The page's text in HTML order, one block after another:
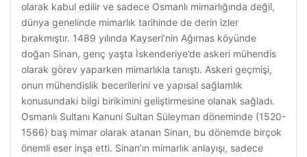
olarak kabul edilir ve sadece Osmanlı mimarlığında değil,
dünya genelinde mimarlık tarihinde de derin izler
bırakmıştır. 1489 yılında Kayseri’nin Ağırnas köyünde
doğan Sinan, genç yaşta İskenderiye’de askeri mühendis
olarak görev yaparken mimarlıkla tanıştı. Askeri geçmişi,
onun mühendislik becerilerini ve yapısal sağlamlık
konusundaki bilgi birikimini geliştirmesine olanak sağladı.
Osmanlı Sultanı Kanuni Sultan Süleyman döneminde (1520-
1566) baş mimar olarak atanan Sinan, bu dönemde birçok
önemli eser inşa etti. Sinan’ın mimarlık anlayışı, sadece